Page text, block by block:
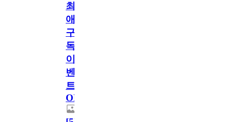
최
애
구
독
이
벤
트
OPEN!